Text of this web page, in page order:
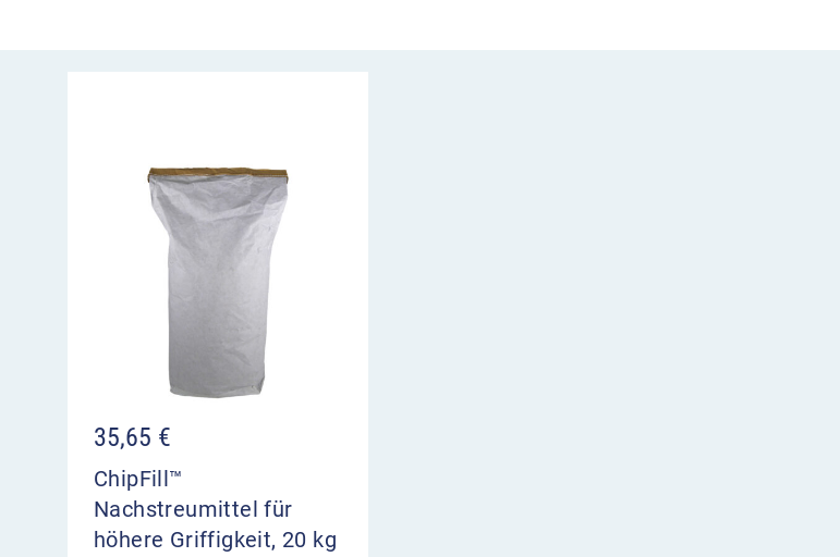
35,65 €
ChipFill™
Nachstreumittel für
höhere Griffigkeit, 20 kg